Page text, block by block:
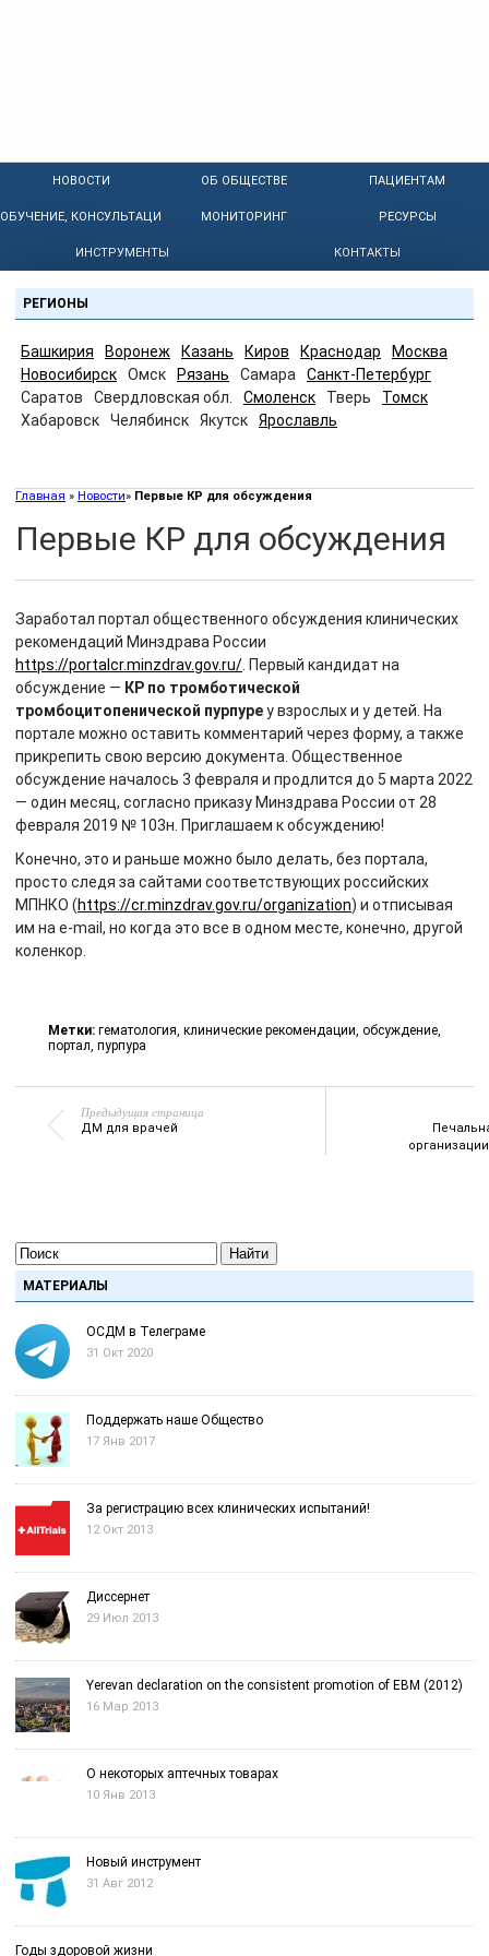
НОВОСТИ ОБ ОБЩЕСТВЕ ПАЦИЕНТАМ
ОБУЧЕНИЕ, КОНСУЛЬТАЦИИ МОНИТОРИНГ РЕСУРСЫ
ИНСТРУМЕНТЫ КОНТАКТЫ
РЕГИОНЫ
Башкирия Воронеж Казань Киров Краснодар
Москва
Новосибирск
Омск Рязань Самара
Санкт-Петербург
Саратов
Свердловская обл. Смоленск Тверь
Томск
Хабаровск
Челябинск Якутск Ярославль
Главная » Новости» Первые КР для обсуждения
Первые КР для обсуждения
Заработал портал общественного обсуждения клинических
рекомендаций Минздрава России
https://portalcr.minzdrav.gov.ru/ . Первый кандидат на
обсуждение — КР по тромботической
тромбоцитопенической пурпуреу взрослых и у детей. На
портале можно оставить комментарий через форму, а также
прикрепить свою версию документа. Общественное
обсуждение началось 3 февраля и продлится до 5 марта 2022
— один месяц, согласно приказу Минздрава России от 28
февраля 2019 № 103н. Приглашаем к обсуждению!
Конечно, это и раньше можно было делать, без портала,
просто следя за сайтами соответствующих российских
МПНКО (https://cr.minzdrav.gov.ru/organization) и отписывая
им на e-mail, но когда это все в одном месте, конечно, другой
коленкор.
Метки: гематология, клинические рекомендации, обсуждение,
портал, пурпура
Предыдущая страница
ДМ для врачей
Найти
МАТЕРИАЛЫ
ОСДМ в Телеграме
31 Окт 2020
Поддержать наше Общество
17 Янв 2017
За регистрацию всех клинических испытаний!
12 Окт 2013
Диссернет
29 Июл 2013
Yerevan declaration on the consistent promotion of EBM (2012)
16 Мар 2013
О некоторых аптечных товарах
10 Янв 2013
Новый инструмент
31 Авг 2012
Годы здоровой жизни